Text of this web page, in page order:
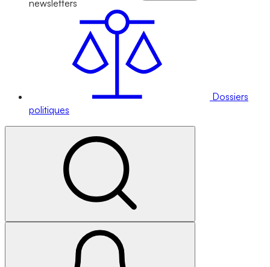
newsletters
Dossiers
politiques